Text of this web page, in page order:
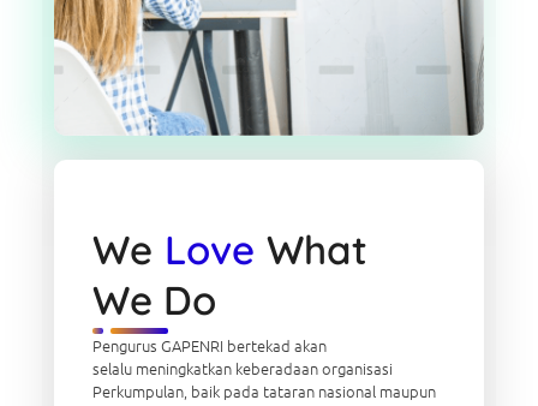
We Love What
We Do
Pengurus GAPENRI bertekad akan
selalu meningkatkan keberadaan organisasi
Perkumpulan, baik pada tataran nasional maupun